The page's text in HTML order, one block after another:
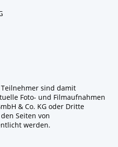
Teilnehmer sind damit
Foto- und Filmaufnahmen
& Co. KG oder Dritte
Seiten von
werden.